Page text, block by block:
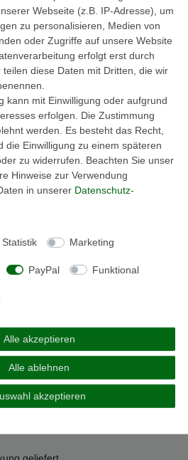
925
glänzend
mm
mm
wird ihr Silberschmuckstück
das hochwertige Sterlingsilber vor
Webseite (z.B. IP-Adresse), um
zu personalisieren, Medien von
oder Zugriffe auf unsere Website
erfolgt erst durch
diese Daten mit Dritten, die wir
kann mit Einwilligung oder aufgrund
erfolgen. Die Zustimmung
werden. Es besteht das Recht,
die Einwilligung zu einem späteren
zu widerrufen. Beachten Sie unser
Hinweise zur Verwendung
in unserer Daten­schutz­
Statistik Marketing
PayPal Funktional
Alle akzeptieren
Alle ablehnen
akzeptieren